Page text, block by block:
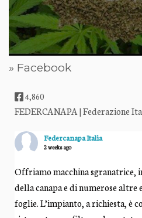
» Facebook
4,860
FEDERCANAPA | Federazione
Federcanapa Italia
2 weeks ago
Offriamo macchina sgranatrice,
della canapa e di numerose
foglie. L’impianto, a richiesta, è